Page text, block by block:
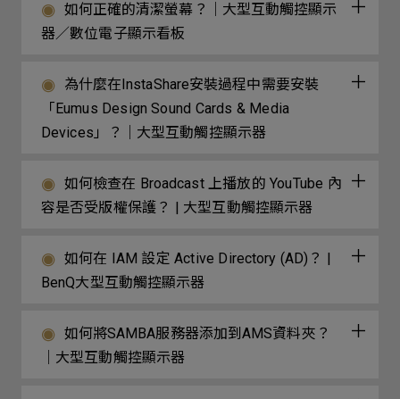
如何正確的清潔螢幕？｜大型互動觸控顯示
器／數位電子顯示看板
為什麼在InstaShare安裝過程中需要安裝
「Eumus Design Sound Cards & Media
Devices」？｜大型互動觸控顯示器
如何檢查在 Broadcast 上播放的 YouTube 內
容是否受版權保護？ | 大型互動觸控顯示器
如何在 IAM 設定 Active Directory (AD)？ |
BenQ大型互動觸控顯示器
如何將SAMBA服務器添加到AMS資料夾？
｜大型互動觸控顯示器